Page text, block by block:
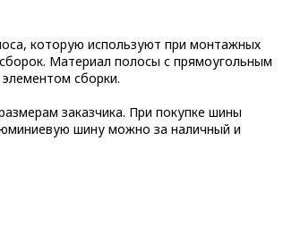
которую используют при монтажных
Материал полосы с прямоугольным
сборки.
заказчика. При покупке шины
шину можно за наличный и